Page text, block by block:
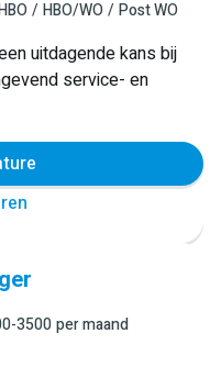
HBO/WO Post WO
uitdagende kans bij
service- en
-3500per maand